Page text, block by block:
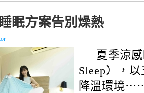
眠方案告別燥熱
夏季涼
Sleep），
降溫環境